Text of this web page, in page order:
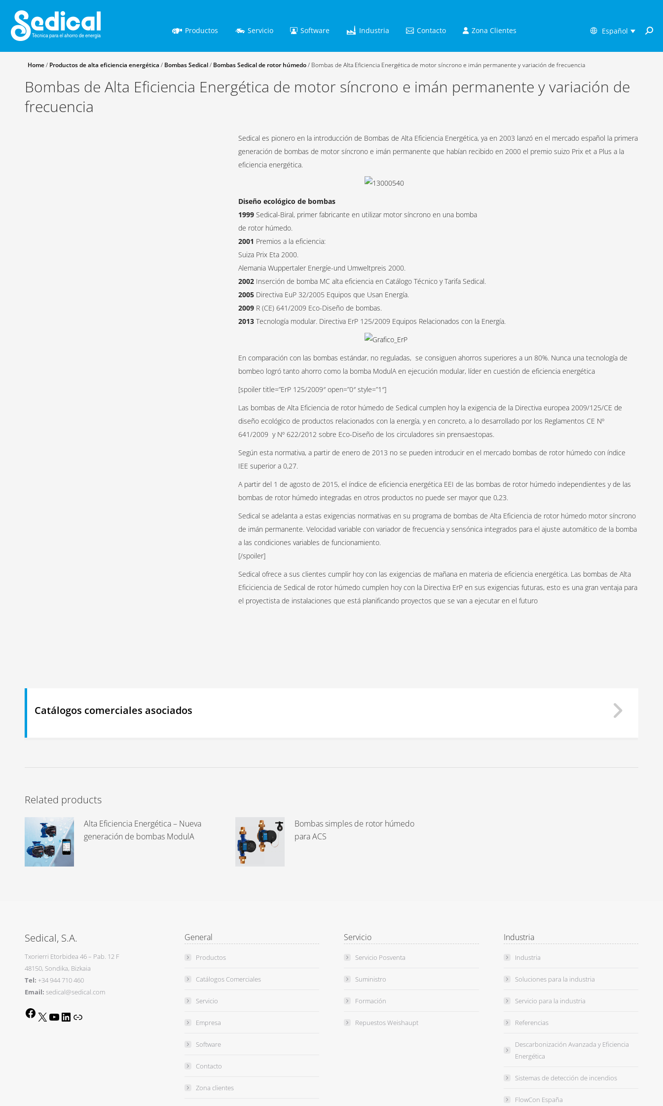
Productos Servicio Software Industria Contacto Zona Clientes
Español
Home/ Productos de alta eficiencia energética / Bombas Sedical/ Bombas Sedical de rotor húmedo/ Bombas de Alta Eficiencia Energética de motor síncrono e imán permanente y variación de frecuencia
Bombas de Alta Eficiencia Energética de motor síncrono e imán permanente y variación de
frecuencia
Sedical es pionero en la introducción de Bombas de Alta Eficiencia Energética, ya en 2003 lanzó en el mercado español la primera
generación de bombas de motor síncrono e imán permanente que habían recibido en 2000 el premio suizo Prix et a Plus a la
eficiencia energética.
Diseño ecológico de bombas
1999 Sedical-Biral, primer fabricante en utilizar motor síncrono en una bomba
de rotor húmedo.
2001 Premios a la eficiencia:
Suiza Prix Eta 2000.
Alemania Wuppertaler Energíe-und Umweltpreis 2000.
2002 Inserción de bomba MC alta eficiencia en Catálogo Técnico y Tarifa Sedical.
2005 Directiva EuP 32/2005 Equipos que Usan Energía.
2009 R (CE) 641/2009 Eco-Diseño de bombas.
2013 Tecnología modular. Directiva ErP 125/2009 Equipos Relacionados con la Energía.
En comparación con las bombas estándar, no reguladas, se consiguen ahorros superiores a un 80%. Nunca una tecnología de
bombeo logró tanto ahorro como la bomba ModulA en ejecución modular, líder en cuestión de eficiencia energética
[spoiler title=”ErP 125/2009″ open=”0″ style=”1″]
Las bombas de Alta Eficiencia de rotor húmedo de Sedical cumplen hoy la exigencia de la Directiva europea 2009/125/CE de
diseño ecológico de productos relacionados con la energía, y en concreto, a lo desarrollado por los Reglamentos CE Nº
641/2009 y Nº 622/2012 sobre Eco-Diseño de los circuladores sin prensaestopas.
Según esta normativa, a partir de enero de 2013 no se pueden introducir en el mercado bombas de rotor húmedo con índice
IEE superior a 0,27.
A partir del 1 de agosto de 2015, el índice de eficiencia energética EEI de las bombas de rotor húmedo independientes y de las
bombas de rotor húmedo integradas en otros productos no puede ser mayor que 0,23.
Sedical se adelanta a estas exigencias normativas en su programa de bombas de Alta Eficiencia de rotor húmedo motor síncrono
de imán permanente. Velocidad variable con variador de frecuencia y sensónica integrados para el ajuste automático de la bomba
a las condiciones variables de funcionamiento.
[/spoiler]
Sedical ofrece a sus clientes cumplir hoy con las exigencias de mañana en materia de eficiencia energética. Las bombas de Alta
Eficiciencia de Sedical de rotor húmedo cumplen hoy con la Directiva ErP en sus exigencias futuras, esto es una gran ventaja para
el proyectista de instalaciones que está planificando proyectos que se van a ejecutar en el futuro
Catálogos comerciales asociados
Related products
Alta Eficiencia Energética – Nueva
generación de bombas ModulA
Bombas simples de rotor húmedo
para ACS
Sedical, S.A.
Txorierri Etorbidea 46 – Pab. 12 F
48150, Sondika, Bizkaia
Tel: +34 944 710 460
Email: sedical@sedical.com
Facebook
X YouTubeLinkedIn
General
Productos
Catálogos Comerciales
Servicio
Empresa
Software
Contacto
Zona clientes
Servicio
Servicio Posventa
Suministro
Formación
Repuestos Weishaupt
Industria
Industria
Soluciones para la industria
Servicio para la industria
Referencias
Descarbonización Avanzada y Eficiencia
Energética
Sistemas de detección de incendios
FlowCon España